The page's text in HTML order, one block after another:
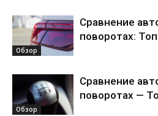
Обзор
Сравнение
поворотах:
Обзор
Сравнение
поворотах —